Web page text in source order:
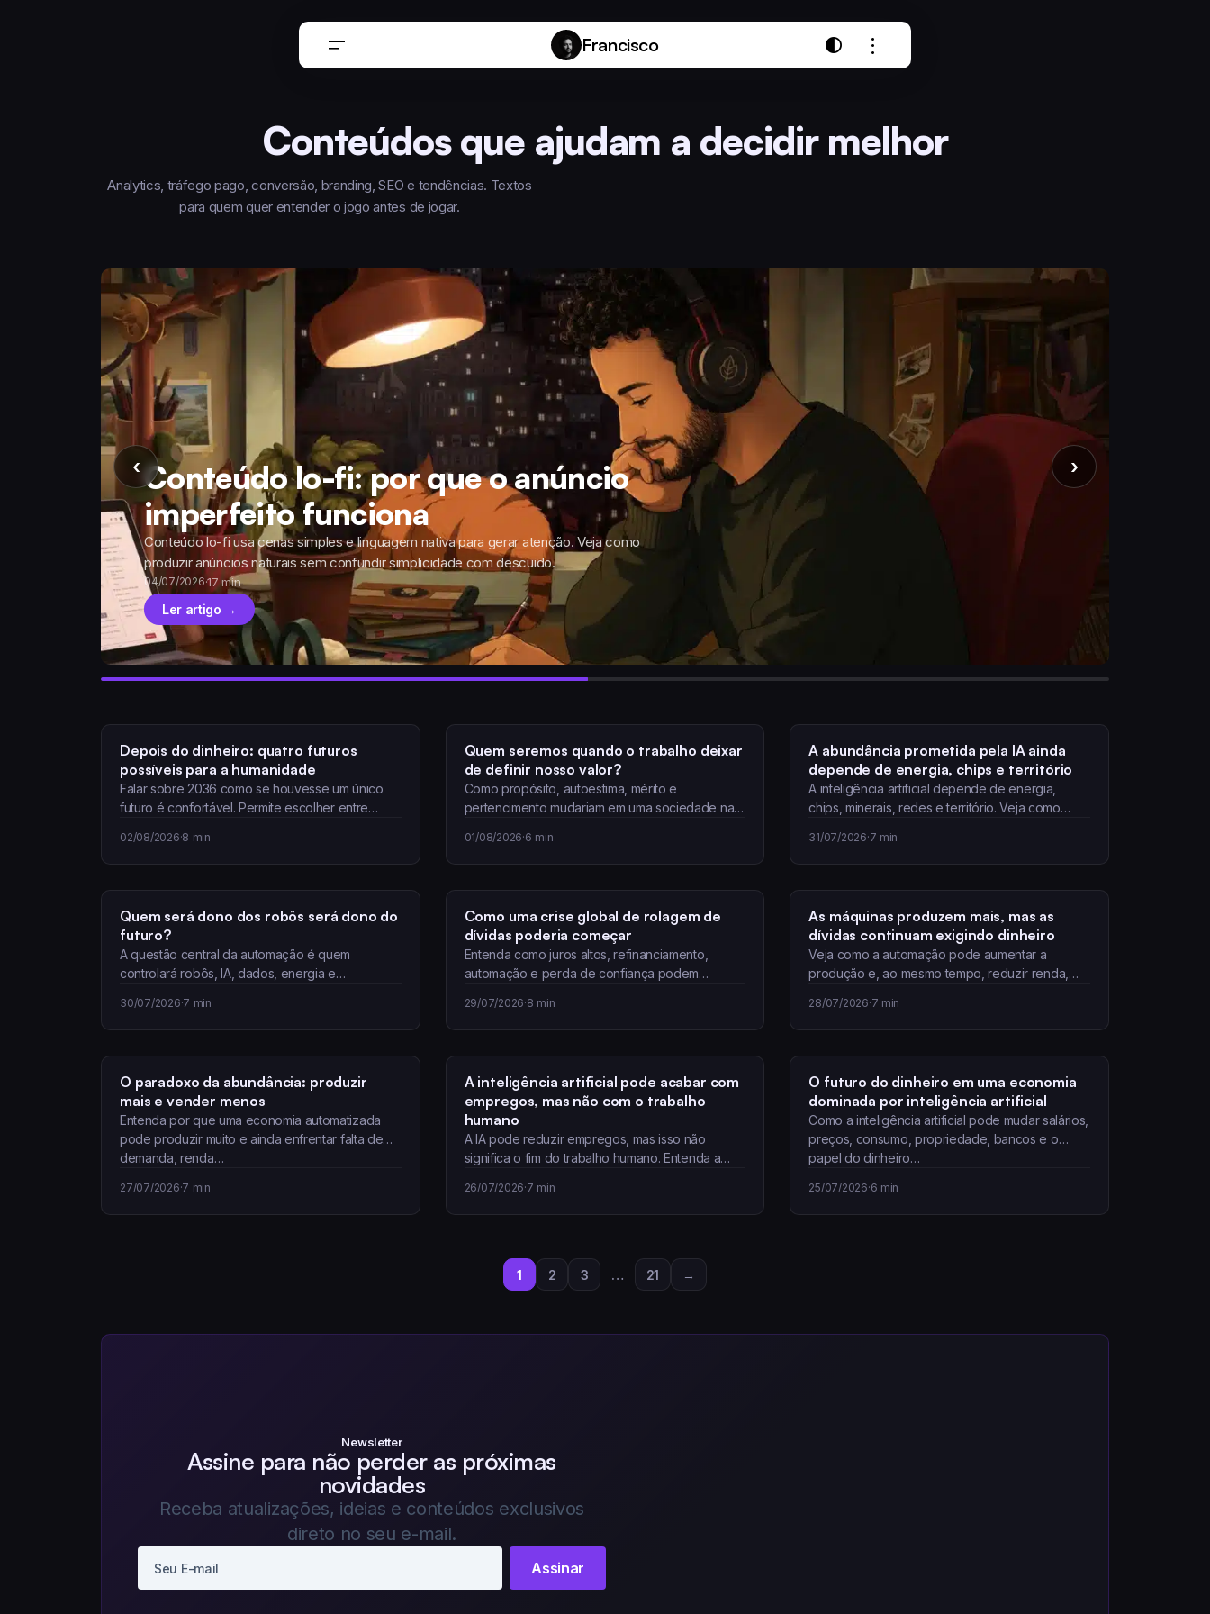
Francisco
Conteúdos que ajudam a decidir melhor
Analytics, tráfego pago, conversão, branding, SEO e tendências. Textos
para quem quer entender o jogo antes de jogar.
‹ ›
Conteúdo lo-fi: por que o anúncio
imperfeito funciona
Conteúdo lo-fi usa cenas simples e linguagem nativa para gerar atenção. Veja como
produzir anúncios naturais sem confundir simplicidade com descuido.
04/07/2026·17 min
Ler artigo →
Depois do dinheiro: quatro futuros
possíveis para a humanidade
Falar sobre 2036 como se houvesse um único
futuro é confortável. Permite escolher entre
02/08/2026·8 min
Quem seremos quando o trabalho deixar
de definir nosso valor?
Como propósito, autoestima, mérito e
pertencimento mudariam em uma sociedade na
01/08/2026·6 min
A abundância prometida pela IA ainda
depende de energia, chips e território
A inteligência artificial depende de energia,
chips, minerais, redes e território. Veja como
31/07/2026·7 min
Quem será dono dos robôs será dono do
futuro?
A questão central da automação é quem
controlará robôs, IA, dados, energia e
30/07/2026·7 min
Como uma crise global de rolagem de
dívidas poderia começar
Entenda como juros altos, refinanciamento,
automação e perda de confiança podem
29/07/2026·8 min
As máquinas produzem mais, mas as
dívidas continuam exigindo dinheiro
Veja como a automação pode aumentar a
produção e, ao mesmo tempo, reduzir renda,
28/07/2026·7 min
O paradoxo da abundância: produzir
mais e vender menos
Entenda por que uma economia automatizada
pode produzir muito e ainda enfrentar falta de
demanda, renda…
27/07/2026·7 min
A inteligência artificial pode acabar com
empregos, mas não com o trabalho
humano
A IA pode reduzir empregos, mas isso não
significa o fim do trabalho humano. Entenda a…
26/07/2026·7 min
O futuro do dinheiro em uma economia
dominada por inteligência artificial
Como a inteligência artificial pode mudar salários,
preços, consumo, propriedade, bancos e o
papel do dinheiro…
25/07/2026·6 min
1 2 3 … 21 →
Newsletter
Assine para não perder as próximas
novidades
Receba atualizações, ideias e conteúdos exclusivos
direto no seu e-mail.
Assinar